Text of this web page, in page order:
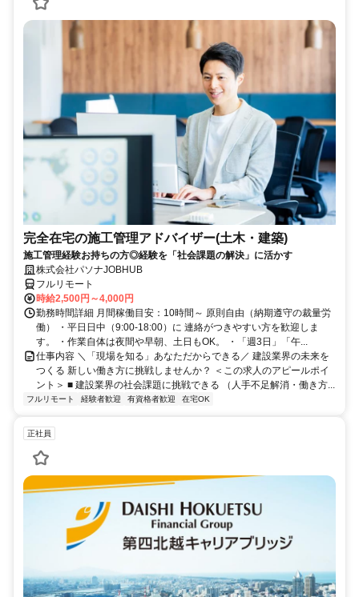
完全在宅の施工管理アドバイザー(土木・建築)
施工管理経験お持ちの方◎経験を「社会課題の解決」に活かす
株式会社パソナJOBHUB
フルリモート
時給2,500円～4,000円
勤務時間詳細 月間稼働目安：10時間～ 原則自由（納期遵守の裁量労
働） ・平日日中（9:00-18:00）に 連絡がつきやすい方を歓迎しま
す。 ・作業自体は夜間や早朝、土日もOK。 ・「週3日」「午...
仕事内容 ＼「現場を知る」あなただからできる／ 建設業界の未来を
つくる 新しい働き方に挑戦しませんか？ ＜この求人のアピールポイ
ント＞ ■ 建設業界の社会課題に挑戦できる （人手不足解消・働き方...
フルリモート 経験者歓迎 有資格者歓迎 在宅OK
正社員